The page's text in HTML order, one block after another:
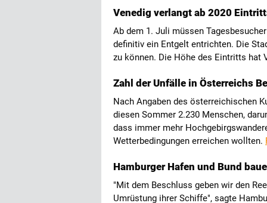
Venedig verlangt ab 2020
Ab dem 1. Juli müssen
definitiv ein Entgelt entrichten. Die
zu können. Die Höhe des Eintritts
Zahl der Unfälle in Österreichs
Nach Angaben des österreichischen
diesen Sommer 2.230 Menschen,
dass immer mehr
Wetterbedingungen erreichen wollten.
Hamburger Hafen und Bund
"Mit dem Beschluss geben wir den
Umrüstung ihrer Schiffe", sagte